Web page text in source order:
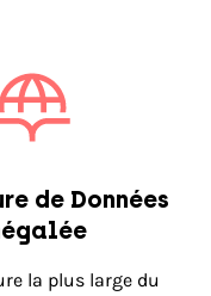
de Données
la plus large du